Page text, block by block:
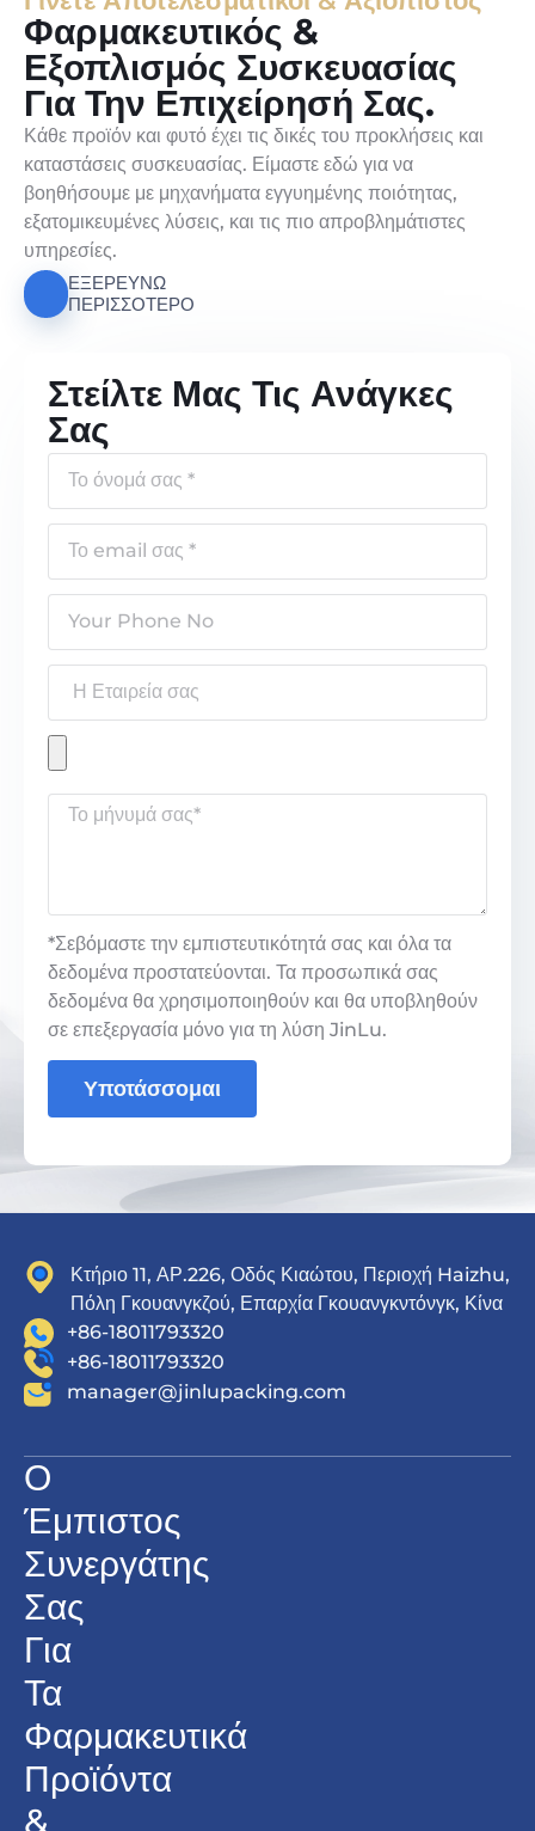
Φαρμακευτικός &
Εξοπλισμός Συσκευασίας
Για Την Επιχείρησή Σας.
Κάθε προϊόν και φυτό έχει τις δικές του προκλήσεις και
καταστάσεις συσκευασίας. Είμαστε εδώ για να
βοηθήσουμε με μηχανήματα εγγυημένης ποιότητας,
εξατομικευμένες λύσεις, και τις πιο απροβλημάτιστες
υπηρεσίες.
ΕΞΕΡΕΥΝΏ
ΠΕΡΙΣΣΌΤΕΡΟ
Στείλτε Μας Τις Ανάγκες
Σας
*Σεβόμαστε την εμπιστευτικότητά σας και όλα τα
δεδομένα προστατεύονται. Τα προσωπικά σας
δεδομένα θα χρησιμοποιηθούν και θα υποβληθούν
σε επεξεργασία μόνο για τη λύση JinLu.
Υποτάσσομαι
Κτήριο 11, ΑΡ.226, Οδός Κιαώτου, Περιοχή Haizhu,
Πόλη Γκουανγκζού, Επαρχία Γκουανγκντόνγκ, Κίνα
+86-18011793320
+86-18011793320
manager@jinlupacking.com
Ο
Έμπιστος
Συνεργάτης
Σας
Για
Τα
Φαρμακευτικά
Προϊόντα
&